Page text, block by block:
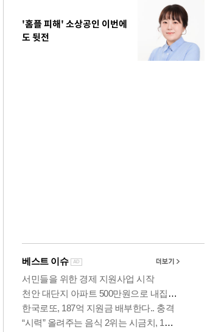
'홈플 피해' 소상공인 이번에
도 뒷전